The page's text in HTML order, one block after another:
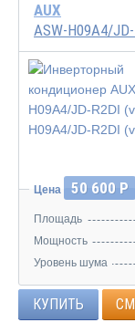
AUX
ASW-H09A4/
Инвертор
Цена 50 600 Р
Площадь
Мощность
Уровень шума
КУПИТЬ